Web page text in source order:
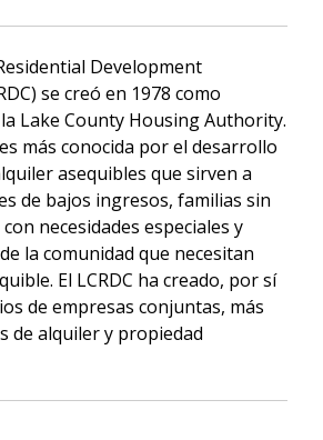
Development
se creó en 1978 como
Lake County Housing Authority.
más conocida por el desarrollo
asequibles que sirven a
de bajos ingresos, familias sin
necesidades especiales y
la comunidad que necesitan
El LCRDC ha creado, por sí
de empresas conjuntas, más
de alquiler y propiedad